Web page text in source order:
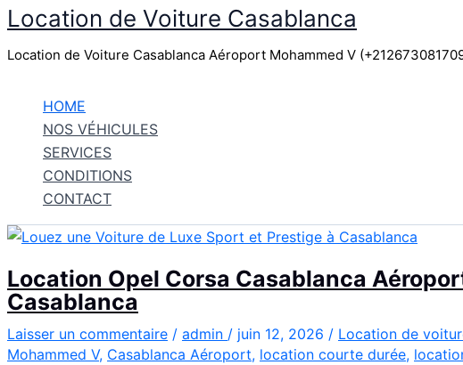
Aller
contenu
Location de Voiture Casablanca
Location de Voiture Casablanca Aéroport Mohammed V
HOME
NOS VÉHICULES
SERVICES
CONDITIONS
CONTACT
Location Opel Corsa Casablanca
Casablanca
Laisser un commentaire / admin / juin 12, 2026 / Location de
Mohammed V, Casablanca Aéroport, location courte durée,